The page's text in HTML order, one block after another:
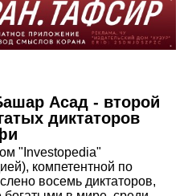
Асад - второй
диктаторов
"Investopedia"
компетентной по
восемь диктаторов,